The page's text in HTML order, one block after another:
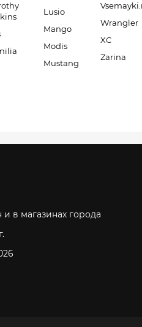
Lusio
Mango
Modis
Mustang
Wrangler
XC
Zarina
в магазинах города